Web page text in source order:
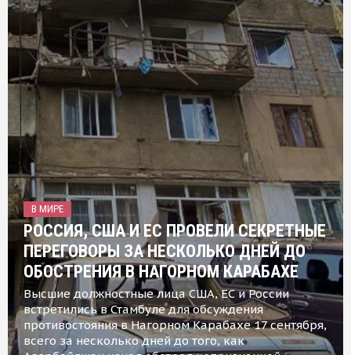
В МИРЕ
РОССИЯ, США И ЕС ПРОВЕЛИ СЕКРЕТНЫЕ
ПЕРЕГОВОРЫ ЗА НЕСКОЛЬКО ДНЕЙ ДО
ОБОСТРЕНИЯ В НАГОРНОМ КАРАБАХЕ
Высшие должностные лица США, ЕС и России
встретились в Стамбуле для обсуждения
противостояния в Нагорном Карабахе 17 сентября,
всего за несколько дней до того, как